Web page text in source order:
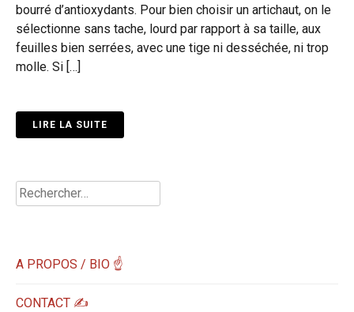
bourré d’antioxydants. Pour bien choisir un artichaut, on le
sélectionne sans tache, lourd par rapport à sa taille, aux
feuilles bien serrées, avec une tige ni desséchée, ni trop
molle. Si […]
LIRE LA SUITE
Rechercher :
A PROPOS / BIO ☝
CONTACT ✍️